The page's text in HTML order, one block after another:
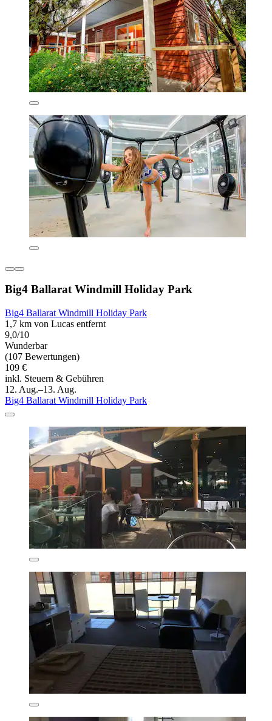
Big4 Ballarat Windmill Holiday Park
Big4 Ballarat Windmill Holiday Park
1,7 km von Lucas entfernt
9,0/10
Wunderbar
(107 Bewertungen)
109 €
inkl. Steuern & Gebühren
12. Aug.–13. Aug.
Big4 Ballarat Windmill Holiday Park